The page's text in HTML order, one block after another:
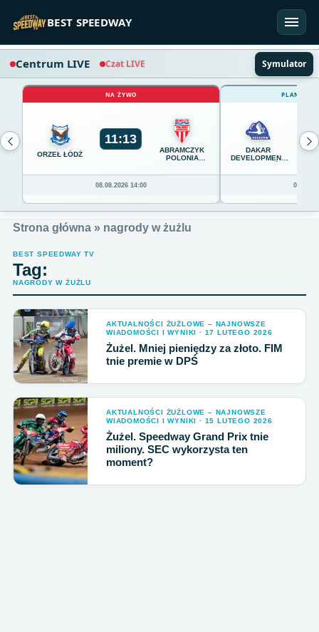
BEST SPEEDWAY
Centrum LIVE Czat LIVE Symulator
NA ŻYWO
ORZEŁ ŁÓDŹ
11:13
ABRAMCZYK
POLONIA
08.08.2026 14:00
DAKAR
DEVELOPMENT
0
Strona główna » nagrody w żużlu
BEST SPEEDWAY TV
Tag:
NAGRODY W ŻUŻLU
AKTUALNOŚCI ŻUŻLOWE – NAJNOWSZE
WIADOMOŚCI I WYNIKI · 17 LUTEGO 2026
Żużel. Mniej pieniędzy za złoto. FIM
tnie premie w DPŚ
AKTUALNOŚCI ŻUŻLOWE – NAJNOWSZE
WIADOMOŚCI I WYNIKI · 15 LUTEGO 2026
Żużel. Speedway Grand Prix tnie
miliony. SEC wykorzysta ten
moment?